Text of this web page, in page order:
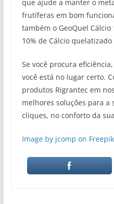
que ajude a manter o
frutíferas em bom
também o GeoQuel Cálcio
10% de Cálcio quelatizado
Se você procura
você está no lugar certo.
produtos Rigrantec em
melhores soluções para a
cliques, no conforto da
Image by jcomp on Freepik